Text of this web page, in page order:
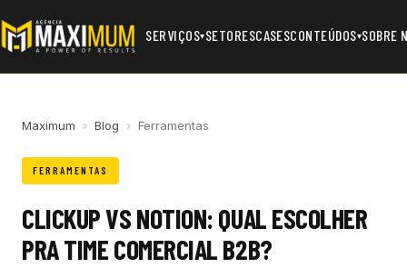
SERVIÇOS▾SETORESCASESCONTEÚDOS▾SOBRE
Maximum › Blog › Ferramentas
FERRAMENTAS
CLICKUP VS NOTION: QUAL ESCOLHER
PRA TIME COMERCIAL B2B?